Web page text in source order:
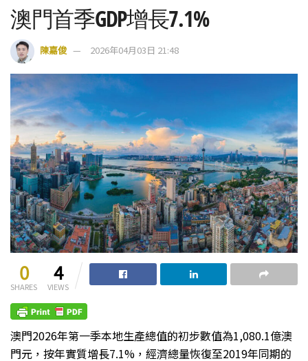
澳門首季GDP增長7.1%
陳嘉俊 2026年04月03日 21:48
0
SHARES
4
VIEWS
澳門2026年第一季本地生產總值的初步數值為1,080.1億澳
門元，按年實質增長7.1%，經濟總量恢復至2019年同期的